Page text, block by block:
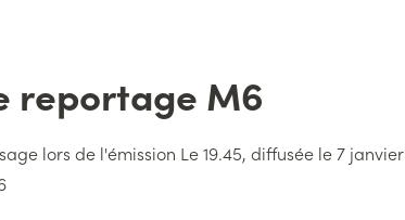
reportage M6
lors de l'émission Le 19.45, diffusée le 7 janvier